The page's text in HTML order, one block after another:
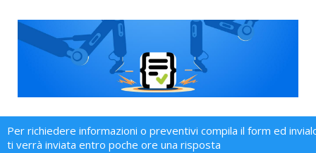
Per richiedere informazioni o preventivi compila il form ed
ti verrà inviata entro poche ore una risposta